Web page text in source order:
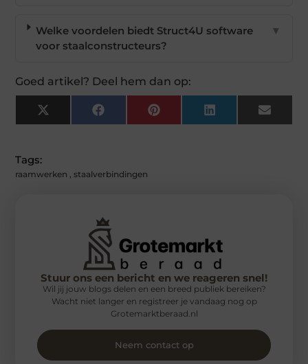
Welke voordelen biedt Struct4U software
voor staalconstructeurs?
▼
Goed artikel? Deel hem dan op:
X
(Twitter)
FacebookPinterest LinkedIn Email
Tags:
raamwerken ,staalverbindingen
Stuur ons een bericht en we reageren snel!
Wil jij jouw blogs delen en een breed publiek bereiken?
Wacht niet langer en registreer je vandaag nog op
Grotemarktberaad.nl
Neem contact op